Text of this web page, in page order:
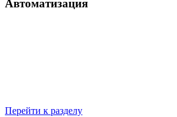
Автоматизация
Перейти к разделу